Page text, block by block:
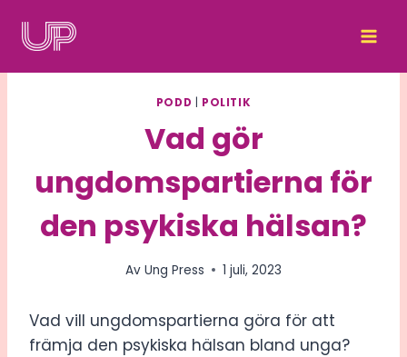
PODD POLITIK
Vad gör
ungdomspartierna för
den psykiska hälsan?
Av Ung Press 1 juli, 2023
Vad vill ungdomspartierna göra för att
främja den psykiska hälsan bland unga?